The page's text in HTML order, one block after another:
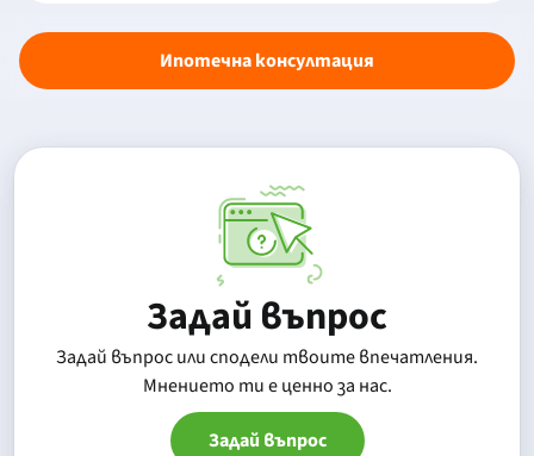
Ипотечна консултация
Задай въпрос
Задай въпрос или сподели твоите впечатления.
Mнението ти е ценно за нас.
Задай въпрос